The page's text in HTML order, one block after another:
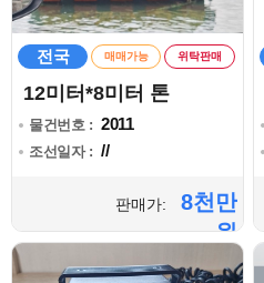
전국 매매가능 위탁판매
12미터*8미터 톤
물건번호 : 2011
조선일자 : //
판매가:
8천만
원